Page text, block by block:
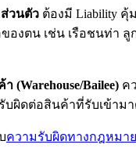
วนตัว ต้องมี Liability
องตน เช่น เรือชนท่า ลู
(Warehouse/Bailee) ค
บผิดต่อสินค้าที่รับเข้าม
ความรับผิดทางกฎหมา